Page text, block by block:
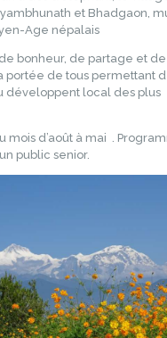
et Bhadgaon,
Age népalais
bonheur, de partage et de
portée de tous permettant
développent local des plus
mois d’août à mai .
public senior.